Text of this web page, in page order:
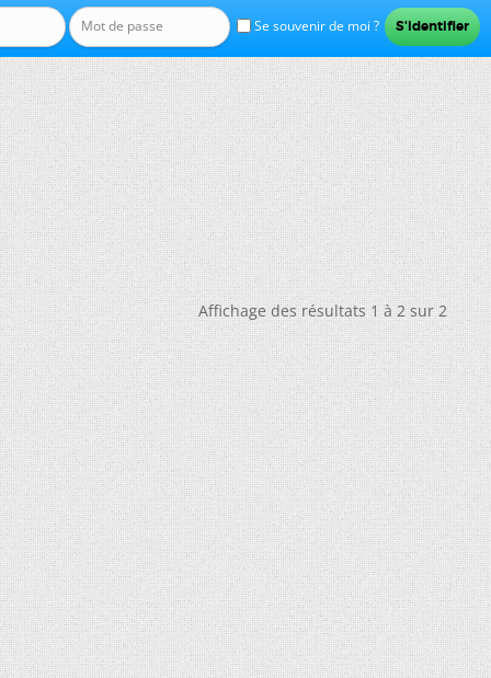
Se souvenir de moi ?
Affichage des résultats 1 à 2 sur 2